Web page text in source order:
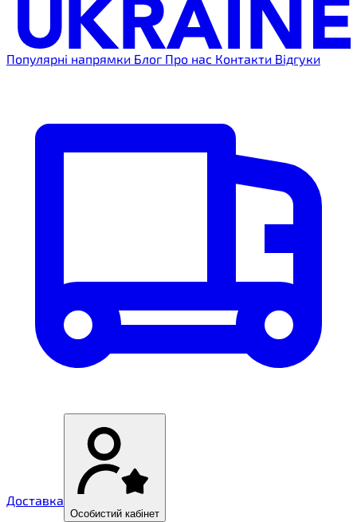
Популярні напрямки Блог Про нас Контакти Відгуки
Доставка
Особистий кабінет